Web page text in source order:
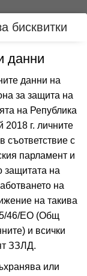
Вход
с деца
оферта!
бисквитки
данни
данни на
за защита на
на Република
г. личните
съответствие с
парламент и
защитата на
на
на такива
46/EО (Общ
и всички
ЗЗЛД.
или